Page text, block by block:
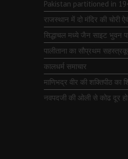
Pakistan partitioned in
राजस्थान में दो मंदिर की चोरी
सिद्धाचल मध्ये जैन साइट भुवन
पालीताना का सौप्रथम
कालधर्म समाचार
माणिभद्र वीर की शक्तिपीठ का
नवपदजी की ओली से कोढ दूर